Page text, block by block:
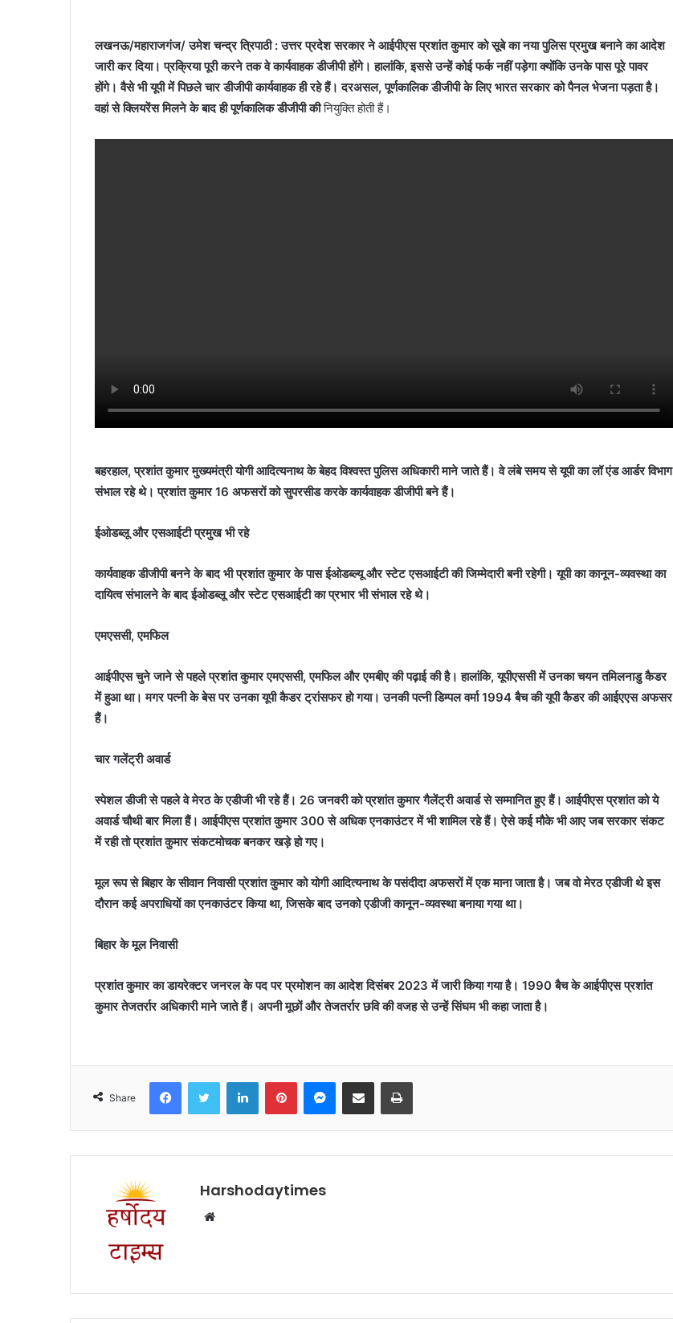
लखनऊ/महाराजगंज/ उमेश चन्द्र त्रिपाठी : उत्तर प्रदेश सरकार ने आईपीएस प्रशांत कुमार को सूबे का नया पुलिस प्रमुख बनाने का आदेश
जारी कर दिया। प्रक्रिया पूरी करने तक वे कार्यवाहक डीजीपी होंगे। हालांकि, इससे उन्हें कोई फर्क नहीं पड़ेगा क्योंकि उनके पास पूरे पावर
होंगे। वैसे भी यूपी में पिछले चार डीजीपी कार्यवाहक ही रहे हैं। दरअसल, पूर्णकालिक डीजीपी के लिए भारत सरकार को पैनल भेजना पड़ता है।
वहां से क्लियरेंस मिलने के बाद ही पूर्णकालिक डीजीपी कीनियुक्ति होती हैं।
बहरहाल, प्रशांत कुमार मुख्यमंत्री योगी आदित्यनाथ के बेहद विश्वस्त पुलिस अधिकारी माने जाते हैं। वे लंबे समय से यूपी का लॉ एंड आर्डर विभाग
संभाल रहे थे। प्रशांत कुमार 16 अफसरों को सुपरसीड करके कार्यवाहक डीजीपी बने हैं।
ईओडब्लू और एसआईटी प्रमुख भी रहे
कार्यवाहक डीजीपी बनने के बाद भी प्रशांत कुमार के पास ईओडब्ल्यू और स्टेट एसआईटी की जिम्मेदारी बनी रहेगी। यूपी का कानून-व्यवस्था का
दायित्व संभालने के बाद ईओडब्लू और स्टेट एसआईटी का प्रभार भी संभाल रहे थे।
एमएससी, एमफिल
आईपीएस चुने जाने से पहले प्रशांत कुमार एमएससी, एमफिल और एमबीए की पढ़ाई की है। हालांकि, यूपीएससी में उनका चयन तमिलनाडु कैडर
में हुआ था। मगर पत्नी के बेस पर उनका यूपी कैडर ट्रांसफर हो गया। उनकी पत्नी डिम्पल वर्मा 1994 बैच की यूपी कैडर की आईएएस अफसर
हैं।
चार गलेंट्री अवार्ड
स्पेशल डीजी से पहले वे मेरठ के एडीजी भी रहे हैं। 26 जनवरी को प्रशांत कुमार गैलेंट्री अवार्ड से सम्मानित हुए हैं। आईपीएस प्रशांत को ये
अवार्ड चौथी बार मिला हैं। आईपीएस प्रशांत कुमार 300 से अधिक एनकाउंटर में भी शामिल रहे हैं। ऐसे कई मौके भी आए जब सरकार संकट
में रही तो प्रशांत कुमार संकटमोचक बनकर खड़े हो गए।
मूल रूप से बिहार के सीवान निवासी प्रशांत कुमार को योगी आदित्यनाथ के पसंदीदा अफसरों में एक माना जाता है। जब वो मेरठ एडीजी थे इस
दौरान कई अपराधियों का एनकाउंटर किया था, जिसके बाद उनको एडीजी कानून-व्यवस्था बनाया गया था।
बिहार के मूल निवासी
प्रशांत कुमार का डायरेक्टर जनरल के पद पर प्रमोशन का आदेश दिसंबर 2023 में जारी किया गया है। 1990 बैच के आईपीएस प्रशांत
कुमार तेजतर्रार अधिकारी माने जाते हैं। अपनी मूछों और तेजतर्रार छवि की वजह से उन्हें सिंघम भी कहा जाता है।
Share
FacebookTwitter LinkedInPinterestMessenger
Share via Email Print
Harshodaytimes
Website